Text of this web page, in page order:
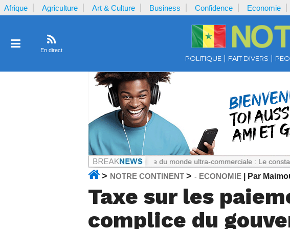
Afrique Agriculture Art & Culture Business Confidence Economie
En direct
POLITIQUE FAIT DIVERS
La Coupe du monde ultra-commerciale : Le constat sans
> NOTRE CONTINENT > - ECONOMIE | Par
Taxe sur les
complice du